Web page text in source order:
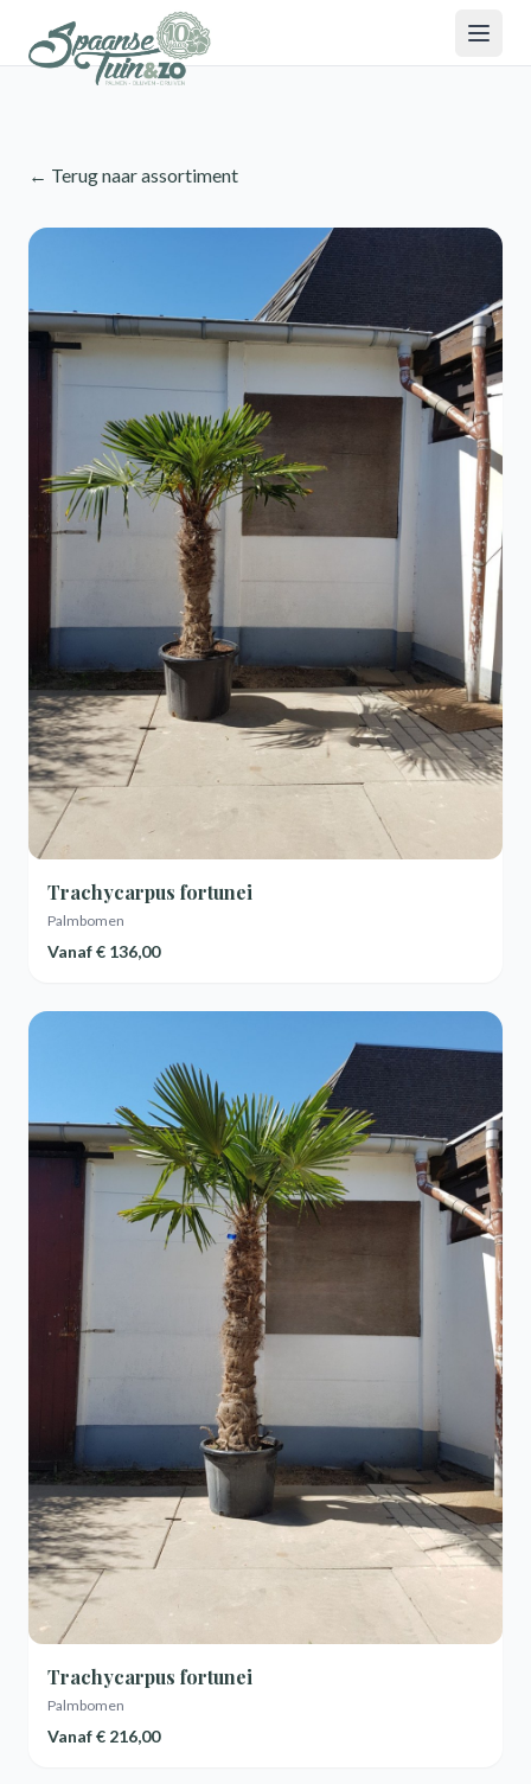
← Terug naar assortiment
Trachycarpus fortunei
Palmbomen
Vanaf€ 136,00
Trachycarpus fortunei
Palmbomen
Vanaf€ 216,00